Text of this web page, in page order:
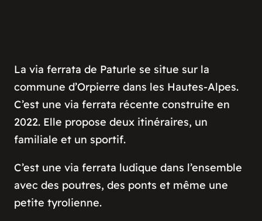
La via ferrata de Paturle se situe sur la
commune d’Orpierre dans les Hautes-Alpes.
C’est une via ferrata récente construite en
2022. Elle propose deux itinéraires, un
familiale et un sportif.
C’est une via ferrata ludique dans l’ensemble
avec des poutres, des ponts et même une
petite tyrolienne.